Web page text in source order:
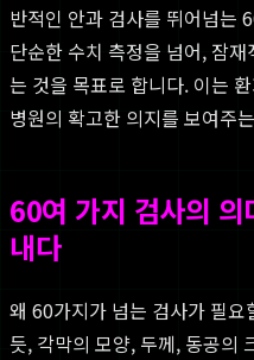
반적인 안과 검사를 뛰어넘는
단순한 수치 측정을 넘어, 잠
는 것을 목표로 합니다. 이는
병원의 확고한 의지를 보여주
60여 가지 검사의
내다
왜 60가지가 넘는 검사가 필
듯, 각막의 모양, 두께, 동공의